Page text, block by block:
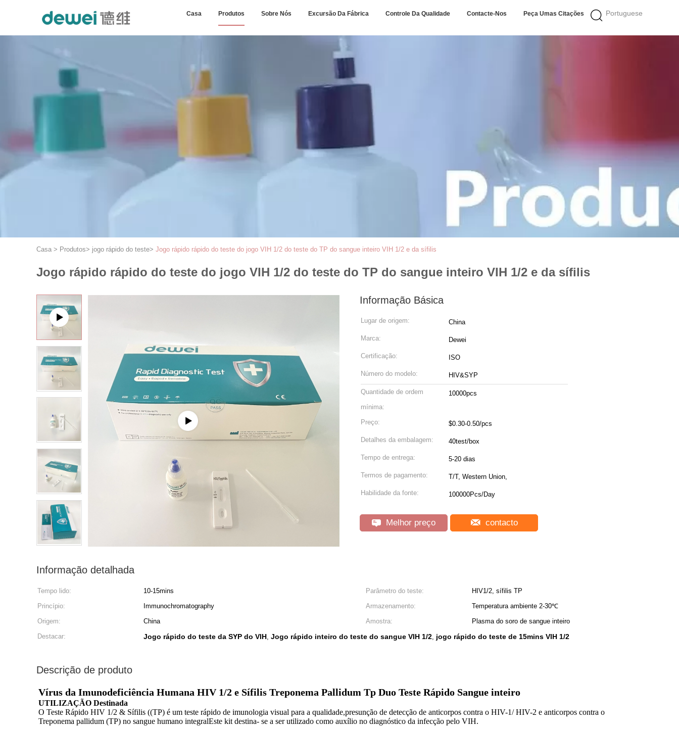
Portuguese
Casa Produtos Sobre Nós Excursão Da Fábrica Controle Da Qualidade Contacte-Nos Peça Umas Citações
Casa > Produtos> jogo rápido do teste> Jogo rápido rápido do teste do jogo VIH 1/2 do teste do TP do sangue inteiro VIH 1/2 e da sífilis
Jogo rápido rápido do teste do jogo VIH 1/2 do teste do TP do sangue inteiro VIH 1/2 e da sífilis
Informação Básica
Lugar de origem: China
Marca: Dewei
Certificação: ISO
Número do modelo: HIV&SYP
Quantidade de ordem
mínima:
10000pcs
Preço: $0.30-0.50/pcs
Detalhes da embalagem: 40test/box
Tempo de entrega: 5-20 dias
Termos de pagamento: T/T, Western Union,
Habilidade da fonte: 100000Pcs/Day
Melhor preço contacto
Informação detalhada
Tempo lido: 10-15mins Parâmetro do teste:
HIV1/2, sífilis TP
Princípio:
Immunochromatography Armazenamento:
Temperatura ambiente 2-30℃
Origem:
China Amostra:
Plasma do soro de sangue inteiro
Destacar:
Jogo rápido do teste da SYP do VIH, Jogo rápido inteiro do teste do sangue VIH 1/2, jogo rápido do teste de 15mins VIH 1/2
Descrição de produto
Vírus da Imunodeficiência Humana HIV 1/2 e Sífilis Treponema Pallidum Tp Duo Teste Rápido Sangue inteiro
UTILIZAÇÃO Destinada
O Teste Rápido HIV 1/2 & Sífilis ((TP) é um teste rápido de imunologia visual para a qualidade,presunção de detecção de anticorpos contra o HIV-1/ HIV-2 e anticorpos contra o
Treponema pallidum (TP) no sangue humano integralEste kit destina- se a ser utilizado como auxílio no diagnóstico da infecção pelo VIH.